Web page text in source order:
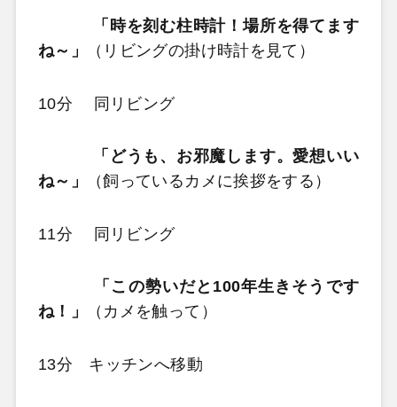
「時を刻む柱時計！場所を得てます
ね～」
（リビングの掛け時計を見て）
10分 同リビング
「どうも、お邪魔します。愛想いい
ね～」
（飼っているカメに挨拶をする）
11分 同リビング
「この勢いだと100年生きそうです
ね！」
（カメを触って）
13分 キッチンへ移動